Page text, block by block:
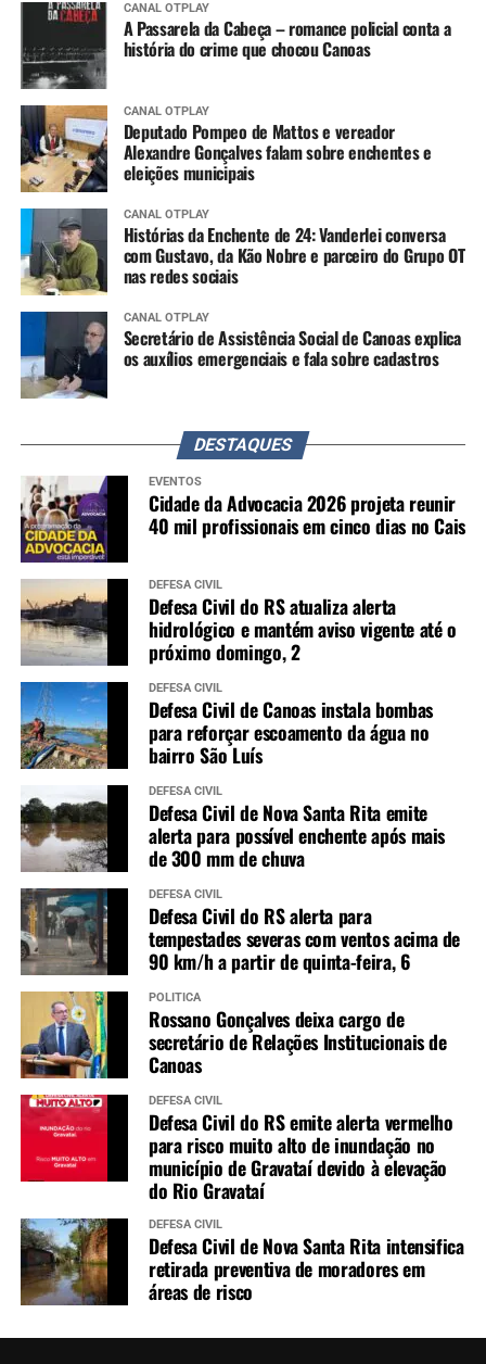
CANAL OTPLAY
A Passarela da Cabeça – romance policial conta a
história do crime que chocou Canoas
CANAL OTPLAY
Deputado Pompeo de Mattos e vereador
Alexandre Gonçalves falam sobre enchentes e
eleições municipais
CANAL OTPLAY
Histórias da Enchente de 24: Vanderlei conversa
com Gustavo, da Kão Nobre e parceiro do Grupo OT
nas redes sociais
CANAL OTPLAY
Secretário de Assistência Social de Canoas explica
os auxílios emergenciais e fala sobre cadastros
DESTAQUES
EVENTOS
Cidade da Advocacia 2026 projeta reunir
40 mil profissionais em cinco dias no Cais
DEFESA CIVIL
Defesa Civil do RS atualiza alerta
hidrológico e mantém aviso vigente até o
próximo domingo, 2
DEFESA CIVIL
Defesa Civil de Canoas instala bombas
para reforçar escoamento da água no
bairro São Luís
DEFESA CIVIL
Defesa Civil de Nova Santa Rita emite
alerta para possível enchente após mais
de 300 mm de chuva
DEFESA CIVIL
Defesa Civil do RS alerta para
tempestades severas com ventos acima de
90 km/h a partir de quinta-feira, 6
POLÍTICA
Rossano Gonçalves deixa cargo de
secretário de Relações Institucionais de
Canoas
DEFESA CIVIL
Defesa Civil do RS emite alerta vermelho
para risco muito alto de inundação no
município de Gravataí devido à elevação
do Rio Gravataí
DEFESA CIVIL
Defesa Civil de Nova Santa Rita intensifica
retirada preventiva de moradores em
áreas de risco